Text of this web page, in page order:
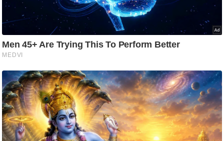
क्षा
ध
र्म
ज्यो
ष
प्र
भु
म
हि